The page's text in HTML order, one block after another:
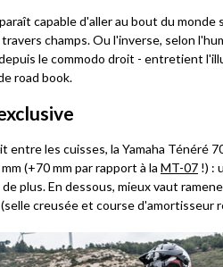
capable d'aller au bout du
champs. Ou l'inverse, selon
le commodo droit - entretient
road book.
les cuisses, la Yamaha Ténéré
(+70 mm par rapport à la MT-07 !) :
plus. En dessous, mieux vaut
creusée et course d'amortisseur